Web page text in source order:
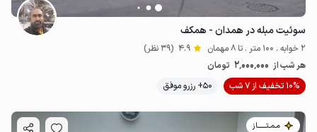
سوئیت مبله در همدان - همکف
2 خوابه . 100 متر . تا 8 مهمان 4.9 (39 نظر)
هر شب از 2٬000٬000 تومان
10% تخفیف از 7 شب
50+ رزرو موفق
مـمـتــــــاز